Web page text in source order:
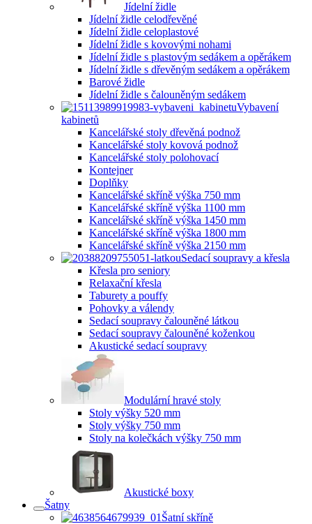
Jídelní židle
Jídelní židle celodřevěné
Jídelní židle celoplastové
Jídelní židle s kovovými nohami
Jídelní židle s plastovým sedákem a opěrákem
Jídelní židle s dřevěným sedákem a opěrákem
Barové židle
Jídelní židle s čalouněným sedákem
Vybavení
kabinetů
Kancelářské stoly dřevěná podnož
Kancelářské stoly kovová podnož
Kancelářské stoly polohovací
Kontejner
Doplňky
Kancelářské skříně výška 750 mm
Kancelářské skříně výška 1100 mm
Kancelářské skříně výška 1450 mm
Kancelářské skříně výška 1800 mm
Kancelářské skříně výška 2150 mm
Sedací soupravy a křesla
Křesla pro seniory
Relaxační křesla
Taburety a pouffy
Pohovky a válendy
Sedací soupravy čalouněné látkou
Sedací soupravy čalouněné koženkou
Akustické sedací soupravy
Modulární hravé stoly
Stoly výšky 520 mm
Stoly výšky 750 mm
Stoly na kolečkách výšky 750 mm
Akustické boxy
Šatny
Šatní skříně